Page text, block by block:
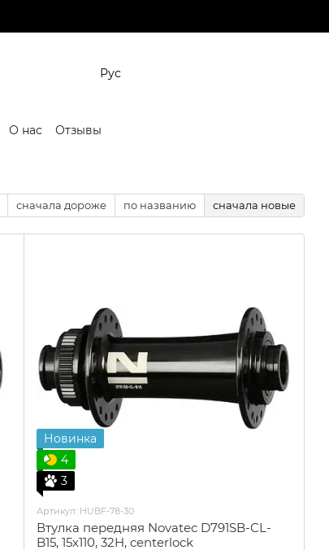
Рус
О нас Отзывы
сначала дороже по названию сначала новые
Новинка
4
3
Артикул: HUBF-78-30
Втулка передняя Novatec D791SB-CL-
B15, 15x110, 32H, centerlock